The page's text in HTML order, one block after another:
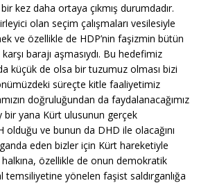
kez daha ortaya çıkmış durumdadır.
olan seçim çalışmaları vesilesiyle
ve özellikle de HDP’nin faşizmin bütün
karşı barajı aşmasıydı. Bu hedefimiz
küçük de olsa bir tuzumuz olması bizi
süreçte kitle faaliyetimiz
doğruluğundan da faydalanacağımız
bir yana Kürt ulusunun gerçek
olduğu ve bunun da DHD ile olacağını
eden bizler için Kürt hareketiyle
özellikle de onun demokratik
temsiliyetine yönelen faşist saldırganlığa